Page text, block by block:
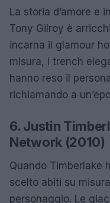
La storia d’amore e
Tony Gilroy è
incarna il glamour
misura, i trench
hanno reso il
richiamando a
6. Justin
Network (2010)
Quando Timberlake
scelto abiti su
personaggio. Le